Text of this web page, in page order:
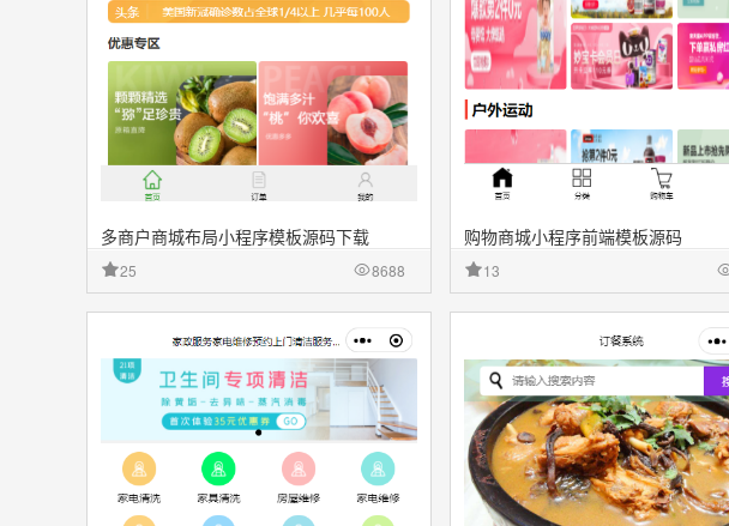
多商户商城布局小程序模板源码下载
8688
25
购物商城小程序前端模板源码
13
收藏 源文件 收藏 源文件